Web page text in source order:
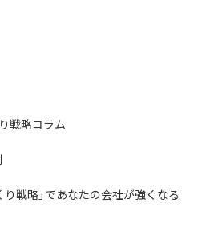
戦略コラム
り戦略」であなたの会社が強くなる